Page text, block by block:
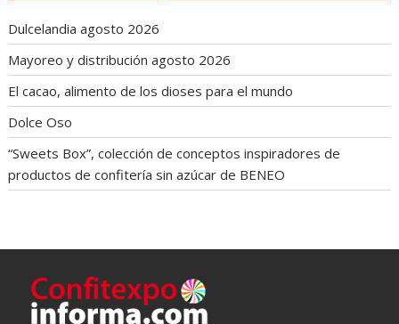
Dulcelandia agosto 2026
Mayoreo y distribución agosto 2026
El cacao, alimento de los dioses para el mundo
Dolce Oso
“Sweets Box”, colección de conceptos inspiradores de
productos de confitería sin azúcar de BENEO